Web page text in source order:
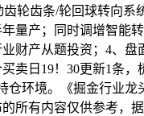
轮齿条/轮回球转向
量产；同时调增智能
财产从题投资；4、
卖日19！30更新1条
仓环境。《掘金行业
所有内容仅供参考，